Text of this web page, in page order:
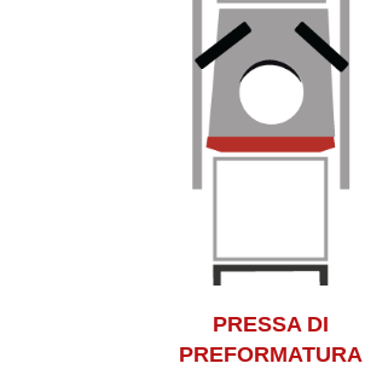
PRESSA DI
PREFORMATURA